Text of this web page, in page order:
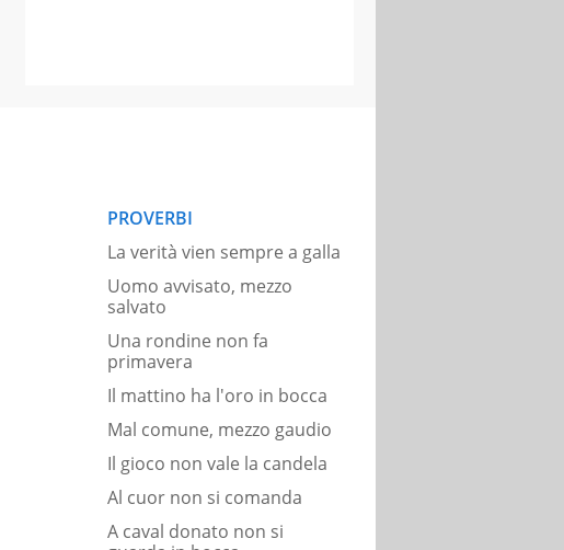
PROVERBI
La verità vien sempre a galla
Uomo avvisato, mezzo
salvato
Una rondine non fa
primavera
Il mattino ha l'oro in bocca
Mal comune, mezzo gaudio
Il gioco non vale la candela
Al cuor non si comanda
A caval donato non si